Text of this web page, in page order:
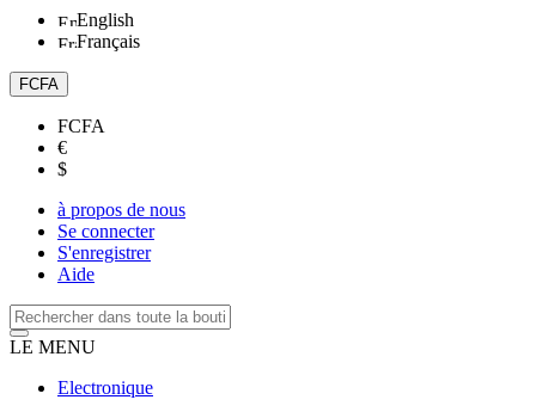
English
Français
FCFA
FCFA
€
$
à propos de nous
Se connecter
S'enregistrer
Aide
LE MENU
Electronique